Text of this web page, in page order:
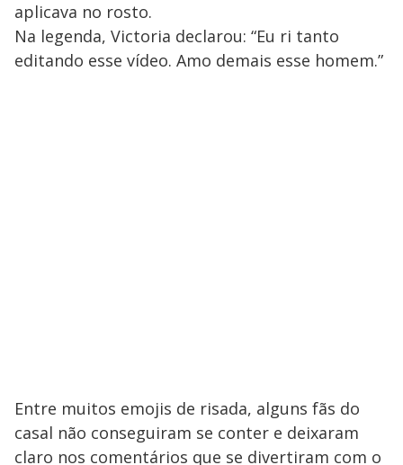
aplicava no rosto.
Na legenda, Victoria declarou: “Eu ri tanto
editando esse vídeo. Amo demais esse homem.”
Entre muitos emojis de risada, alguns fãs do
casal não conseguiram se conter e deixaram
claro nos comentários que se divertiram com o